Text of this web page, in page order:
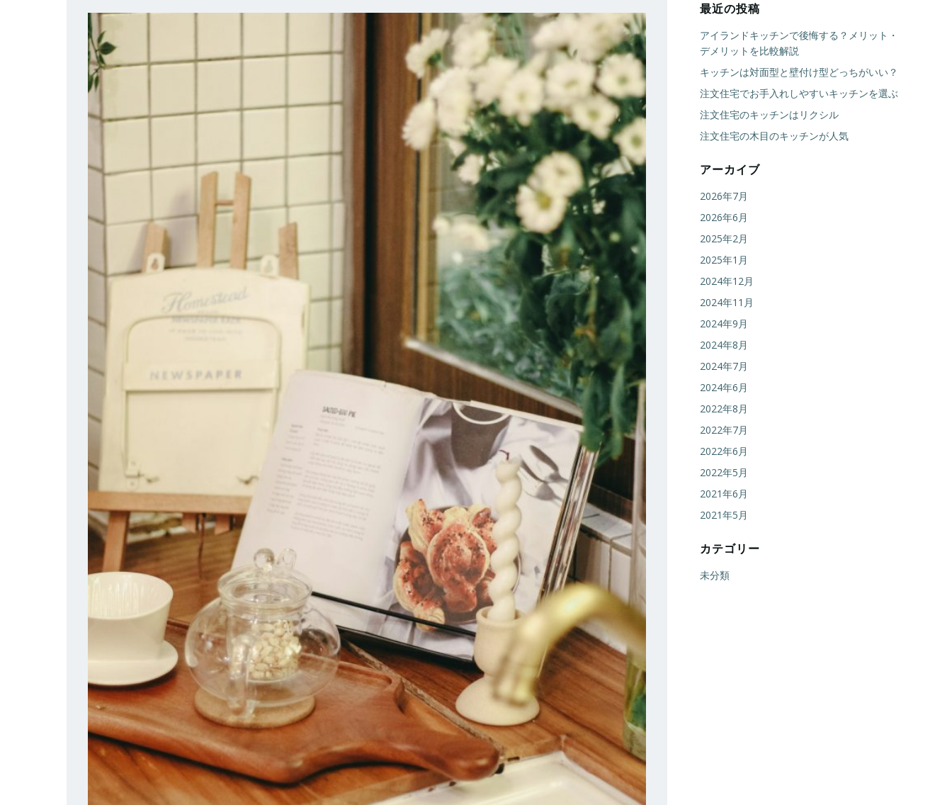
最近の投稿
アイランドキッチンで後悔する？メリット・
デメリットを比較解説
キッチンは対面型と壁付け型どっちがいい？
注文住宅でお手入れしやすいキッチンを選ぶ
注文住宅のキッチンはリクシル
注文住宅の木目のキッチンが人気
アーカイブ
2026年7月
2026年6月
2025年2月
2025年1月
2024年12月
2024年11月
2024年9月
2024年8月
2024年7月
2024年6月
2022年8月
2022年7月
2022年6月
2022年5月
2021年6月
2021年5月
カテゴリー
未分類